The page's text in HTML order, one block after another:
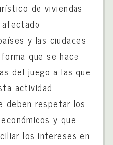
de viviendas
y las ciudades
que se hace
del juego a las que
actividad
deben respetar los
y que
los intereses en